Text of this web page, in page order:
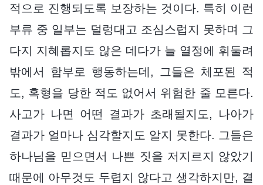
적으로 진행되도록 보장하는 것이다. 특히 이런
부류 중 일부는 덜렁대고 조심스럽지 못하며 그
다지 지혜롭지도 않은 데다가 늘 열정에 휘둘려
밖에서 함부로 행동하는데, 그들은 체포된 적
도, 혹형을 당한 적도 없어서 위험한 줄 모른다.
사고가 나면 어떤 결과가 초래될지도, 나아가
결과가 얼마나 심각할지도 알지 못한다. 그들은
하나님을 믿으면서 나쁜 짓을 저지르지 않았기
때문에 아무것도 두렵지 않다고 생각하지만, 결